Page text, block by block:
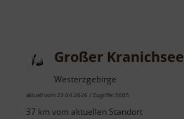
Großer Kranichsee
Westerzgebirge
aktuell vom 23.04.2026 / Zugriffe: 5605
37 km vom aktuellen Standort